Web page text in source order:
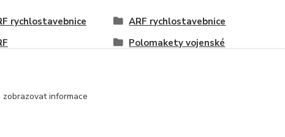
rychlostavebnice
ARF rychlostavebnice
Polomakety vojenské
zobrazovat informace